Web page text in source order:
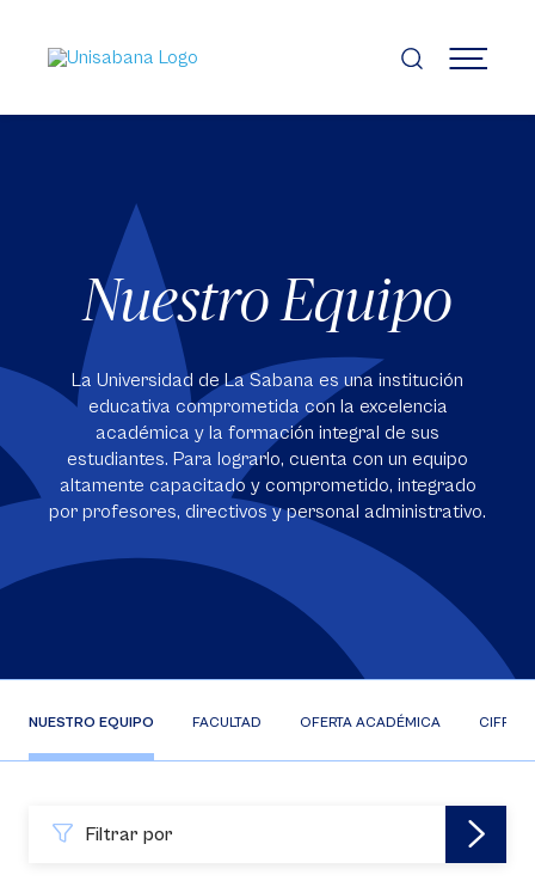
contenido
principal
MENÚ
Nuestro Equipo
La Universidad de La Sabana es una institución
educativa comprometida con la excelencia
académica y la formación integral de sus
estudiantes. Para lograrlo, cuenta con un equipo
altamente capacitado y comprometido, integrado
por profesores, directivos y personal administrativo.
NUESTRO EQUIPO FACULTAD OFERTA ACADÉMICA CIFRAS
Filtrar por